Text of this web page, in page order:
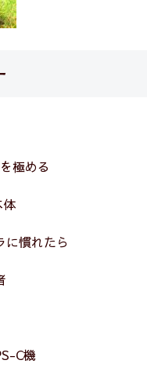
極める
体
に慣れたら
C機